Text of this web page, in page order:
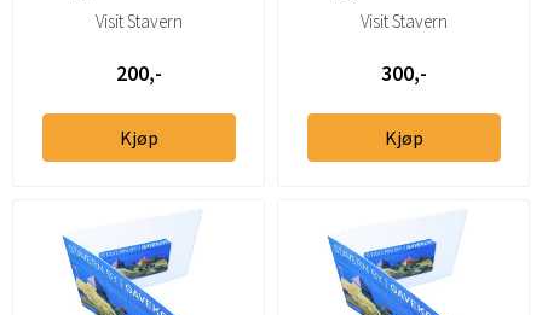
Visit Stavern
200,-
Kjøp
Visit Stavern
300,-
Kjøp